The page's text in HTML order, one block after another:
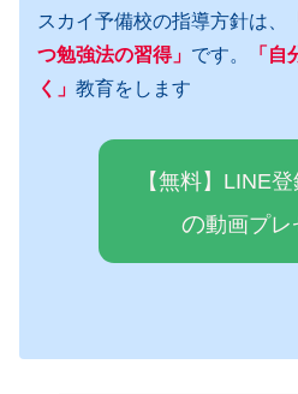
スカイ予備校の指導方針は、
つ勉強法の習得」 です。
「
く」 教育をします
【無料】LINE
の動画プレ